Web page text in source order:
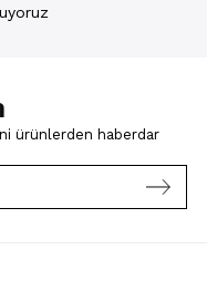
ürünlerden haberdar